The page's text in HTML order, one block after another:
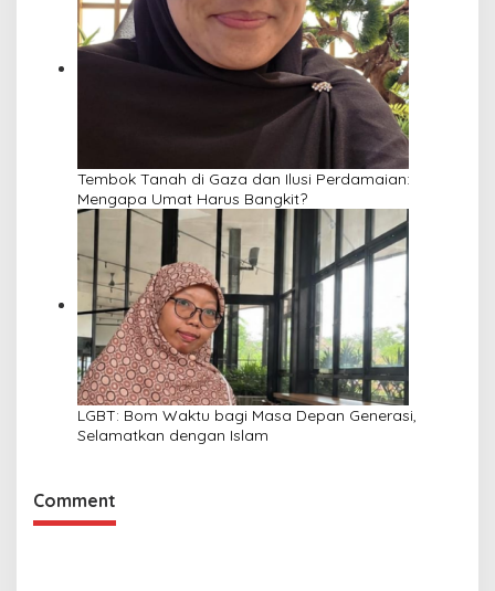
Tembok Tanah di Gaza dan Ilusi Perdamaian:
Mengapa Umat Harus Bangkit?
LGBT: Bom Waktu bagi Masa Depan Generasi,
Selamatkan dengan Islam
Comment